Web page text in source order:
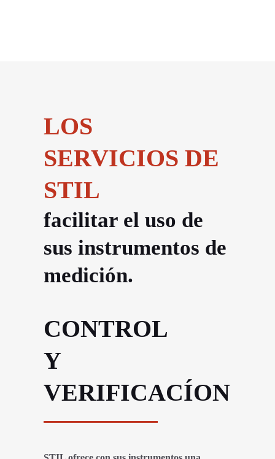
LOS
SERVICIOS DE
STIL
facilitar el uso de
sus instrumentos de
medición.
CONTROL
Y
VERIFICACÍON